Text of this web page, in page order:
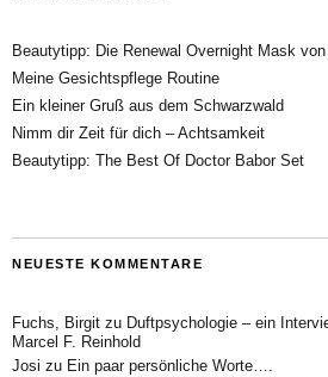
Beautytipp: Die Renewal Overnight Mask
Meine Gesichtspflege Routine
Ein kleiner Gruß aus dem Schwarzwald
Nimm dir Zeit für dich – Achtsamkeit
Beautytipp: The Best Of Doctor Babor Set
NEUESTE KOMMENTARE
Fuchs, Birgit zu Duftpsychologie – ein
Marcel F. Reinhold
Josi zu Ein paar persönliche Worte….